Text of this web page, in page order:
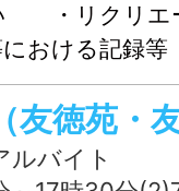
・リクリエ
における記録
きる方歓迎
務先の施設
＜正
職業訓練修
友徳苑・
ルバイト